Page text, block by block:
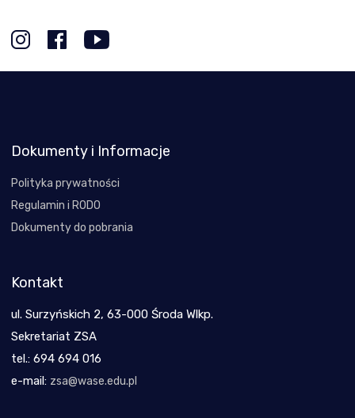
Dokumenty i Informacje
Polityka prywatności
Regulamin i RODO
Dokumenty do pobrania
Kontakt
ul. Surzyńskich 2, 63-000 Środa Wlkp.
Sekretariat ZSA
tel.: 694 694 016
e-mail: zsa@wase.edu.pl